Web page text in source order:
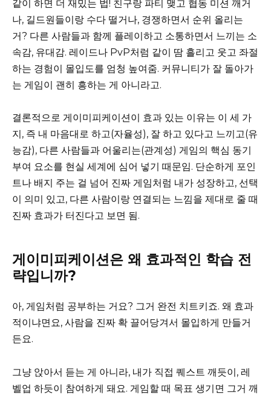
같이 하면 더 재밌는 법! 친구랑 파티 맺고 협동 미션 깨거
나, 길드원들이랑 수다 떨거나, 경쟁하면서 순위 올리는
거? 다른 사람들과 함께 플레이하고 소통하면서 느끼는 소
속감, 유대감. 레이드나 PvP처럼 같이 땀 흘리고 웃고 좌절
하는 경험이 몰입도를 엄청 높여줌. 커뮤니티가 잘 돌아가
는 게임이 괜히 흥하는 게 아니라고.
결론적으로 게이미피케이션이 효과 있는 이유는 이 세 가
지, 즉 내 마음대로 하고(자율성), 잘 하고 있다고 느끼고(유
능감), 다른 사람들과 어울리는(관계성) 게임의 핵심 동기
부여 요소를 현실 세계에 심어 넣기 때문임. 단순하게 포인
트나 배지 주는 걸 넘어 진짜 게임처럼 내가 성장하고, 선택
이 의미 있고, 다른 사람이랑 연결되는 느낌을 제대로 줄 때
진짜 효과가 터진다고 보면 됨.
게이미피케이션은 왜 효과적인 학습 전
략입니까?
아, 게임처럼 공부하는 거요? 그거 완전 치트키죠. 왜 효과
적이냐면요, 사람을 진짜 확 끌어당겨서 몰입하게 만들거
든요.
그냥 앉아서 듣는 게 아니라, 내가 직접 퀘스트 깨듯이, 레
벨업 하듯이 참여하게 돼요. 게임할 때 목표 생기면 그거 깨